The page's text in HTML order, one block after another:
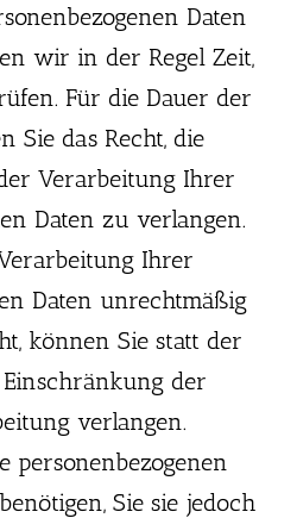
Daten
wir in der Regel Zeit,
Für die Dauer der
Sie das Recht, die
Verarbeitung Ihrer
Daten zu verlangen.
Ihrer
Daten unrechtmäßig
können Sie statt der
der
verlangen.
Sie sie jedoch